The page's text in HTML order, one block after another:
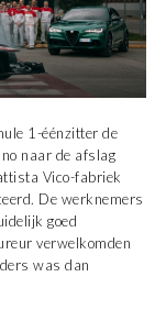
1-éénzitter de
naar de afslag
Vico-fabriek
De werknemers
goed
verwelkomden
was dan